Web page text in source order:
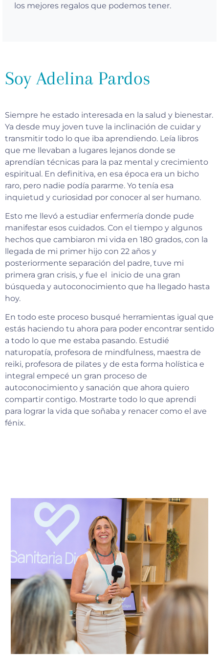
los mejores regalos que podemos tener.
Soy Adelina Pardos
Siempre he estado interesada en la salud y bienestar.
Ya desde muy joven tuve la inclinación de cuidar y
transmitir todo lo que iba aprendiendo. Leía libros
que me llevaban a lugares lejanos donde se
aprendían técnicas para la paz mental y crecimiento
espiritual. En definitiva, en esa época era un bicho
raro, pero nadie podía pararme. Yo tenía esa
inquietud y curiosidad por conocer al ser humano.
Esto me llevó a estudiar enfermería donde pude
manifestar esos cuidados. Con el tiempo y algunos
hechos que cambiaron mi vida en 180 grados, con la
llegada de mi primer hijo con 22 años y
posteriormente separación del padre, tuve mi
primera gran crisis, y fue el inicio de una gran
búsqueda y autoconocimiento que ha llegado hasta
hoy.
En todo este proceso busqué herramientas igual que
estás haciendo tu ahora para poder encontrar sentido
a todo lo que me estaba pasando. Estudié
naturopatía, profesora de mindfulness, maestra de
reiki, profesora de pilates y de esta forma holística e
integral empecé un gran proceso de
autoconocimiento y sanación que ahora quiero
compartir contigo. Mostrarte todo lo que aprendi
para lograr la vida que soñaba y renacer como el ave
fénix.